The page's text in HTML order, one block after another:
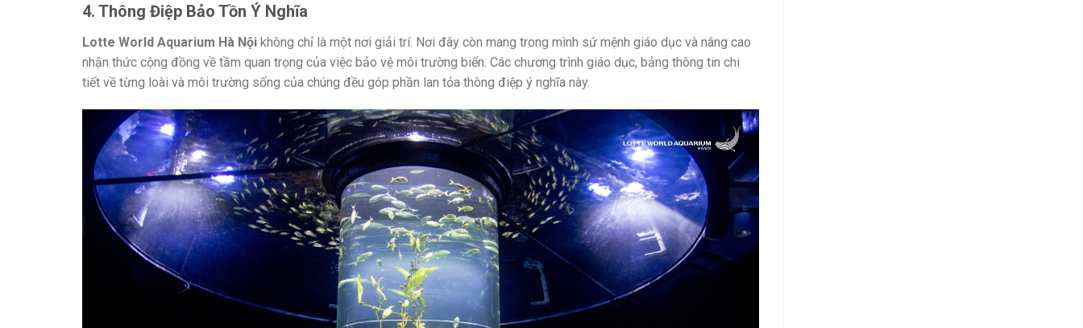
4. Thông Điệp Bảo Tồn Ý Nghĩa
Lotte World Aquarium Hà Nội không chỉ là một nơi giải trí. Nơi đây còn mang trong mình sứ mệnh giáo dục và nâng cao
nhận thức cộng đồng về tầm quan trọng của việc bảo vệ môi trường biển. Các chương trình giáo dục, bảng thông tin chi
tiết về từng loài và môi trường sống của chúng đều góp phần lan tỏa thông điệp ý nghĩa này.